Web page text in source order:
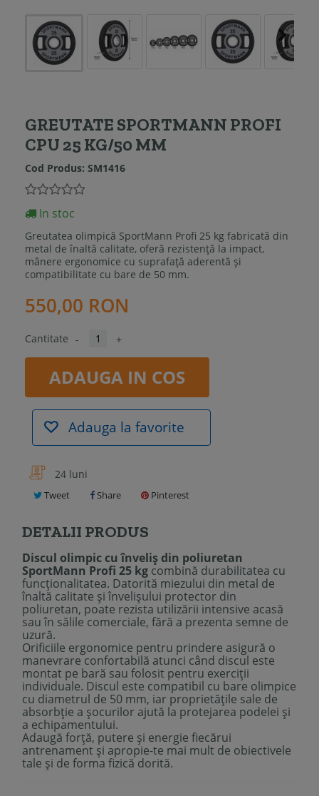
GREUTATE SPORTMANN PROFI
CPU 25 KG/50 MM
Cod Produs: SM1416
In stoc
Greutatea olimpică SportMann Profi 25 kg fabricată din
metal de înaltă calitate, oferă rezistență la impact,
mânere ergonomice cu suprafață aderentă și
compatibilitate cu bare de 50 mm.
550,00 RON
Cantitate - +
ADAUGA IN COS
Adauga la favorite
24 luni
Tweet Share Pinterest
DETALII PRODUS
Discul olimpic cu înveliș din poliuretan
SportMann Profi 25 kg combină durabilitatea cu
funcționalitatea. Datorită miezului din metal de
înaltă calitate și învelișului protector din
poliuretan, poate rezista utilizării intensive acasă
sau în sălile comerciale, fără a prezenta semne de
uzură.
Orificiile ergonomice pentru prindere asigură o
manevrare confortabilă atunci când discul este
montat pe bară sau folosit pentru exerciții
individuale. Discul este compatibil cu bare olimpice
cu diametrul de 50 mm, iar proprietățile sale de
absorbție a șocurilor ajută la protejarea podelei și
a echipamentului.
Adaugă forță, putere și energie fiecărui
antrenament și apropie-te mai mult de obiectivele
tale și de forma fizică dorită.